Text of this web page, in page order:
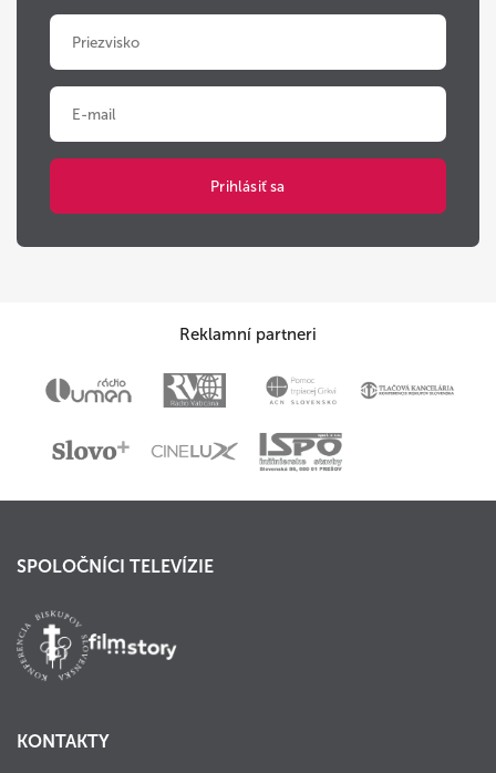
Reklamní partneri
SPOLOČNÍCI TELEVÍZIE
KONTAKTY